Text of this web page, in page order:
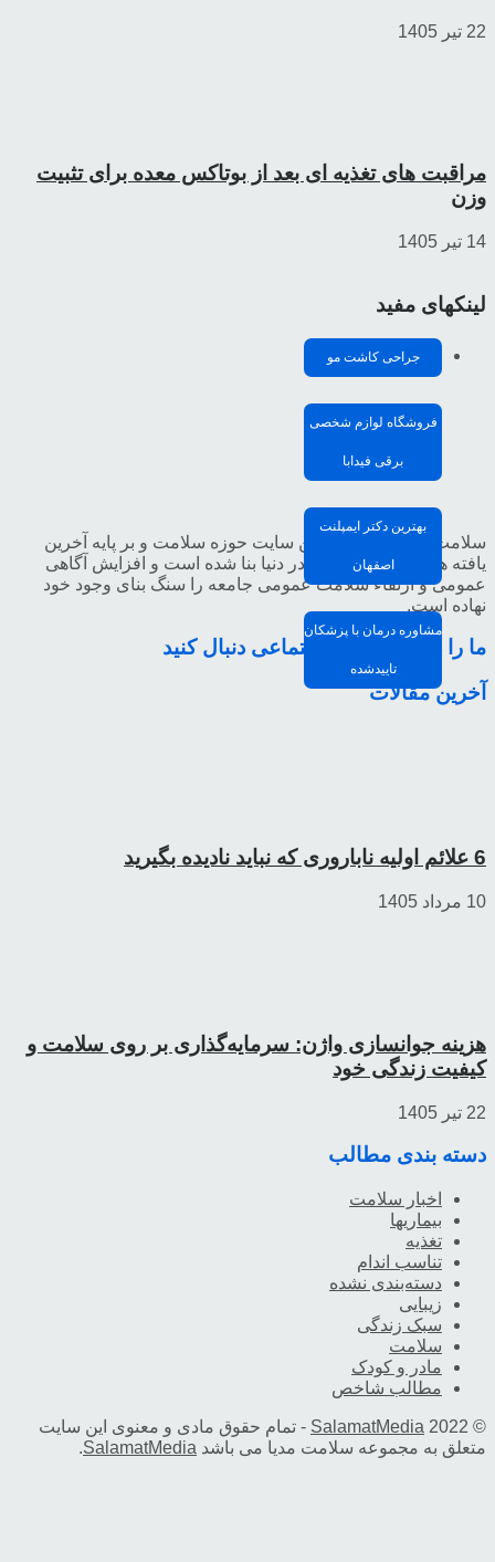
22 تیر 1405
مراقبت های تغذیه ای بعد از بوتاکس معده برای تثبیت
وزن
14 تیر 1405
لینکهای مفید
جراحی کاشت مو
فروشگاه لوازم شخصی
برقی فیدابا
بهترین دکتر ایمپلنت
اصفهان
مشاوره درمان با پزشکان
تاییدشده
سلامت مدیا تخصصی ترین سایت حوزه سلامت و بر پایه آخرین
یافته ها و تحقیقات علمی در دنیا بنا شده است و افزایش آگاهی
عمومی و ارتقاء سلامت عمومی جامعه را سنگ بنای وجود خود
نهاده است.
ما را در شبکه های اجتماعی دنبال کنید
آخرین مقالات
6 علائم اولیه ناباروری که نباید نادیده بگیرید
10 مرداد 1405
هزینه جوانسازی واژن: سرمایه‌گذاری بر روی سلامت و
کیفیت زندگی خود
22 تیر 1405
دسته بندی مطالب
اخبار سلامت
بیماریها
تغذیه
تناسب اندام
دسته‌بندی نشده
زیبایی
سبک زندگی
سلامت
مادر و کودک
مطالب شاخص
© 2022
SalamatMedia - تمام حقوق مادی و معنوی این سایت
متعلق به مجموعه سلامت مدیا می باشد SalamatMedia
.